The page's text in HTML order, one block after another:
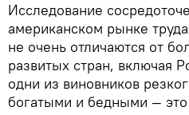
Исследование
американском рынке
не очень отличаются от
развитых стран, включая
одни из виновников
богатыми и бедными — это